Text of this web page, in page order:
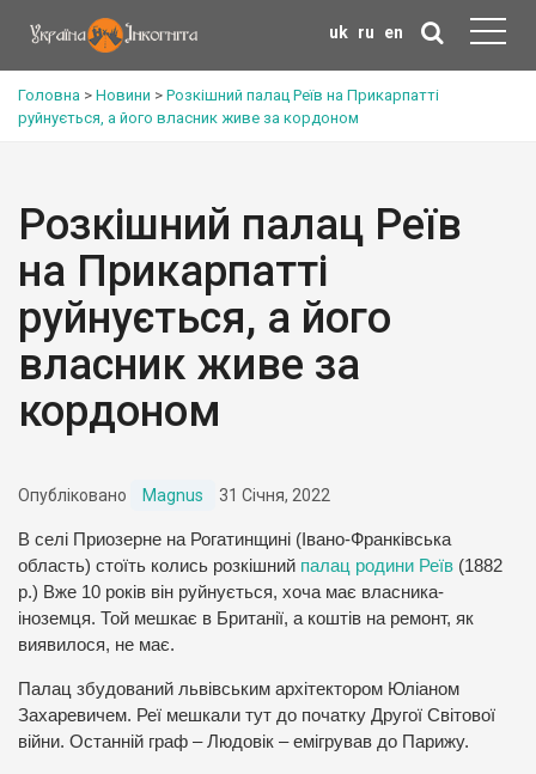
uk ru en
Головна > Новини > Розкішний палац Реїв на Прикарпатті
руйнується, а його власник живе за кордоном
Розкішний палац Реїв
на Прикарпатті
руйнується, а його
власник живе за
кордоном
Опубліковано Magnus 31 Січня, 2022
В селі Приозерне на Рогатинщині (Івано-Франківська
область) стоїть колись розкішний палац родини Реїв (1882
р.) Вже 10 років він руйнується, хоча має власника-
іноземця. Той мешкає в Британії, а коштів на ремонт, як
виявилося, не має.
Палац збудований львівським архітектором Юліаном
Захаревичем. Реї мешкали тут до початку Другої Світової
війни. Останній граф – Людовік – емігрував до Парижу.